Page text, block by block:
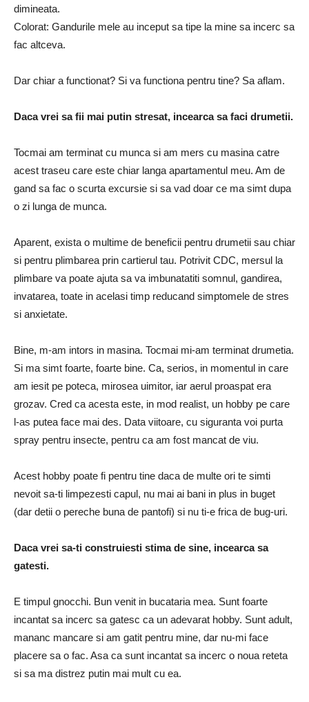
dimineata.
Colorat: Gandurile mele au inceput sa tipe la mine sa incerc sa
fac altceva.
Dar chiar a functionat? Si va functiona pentru tine? Sa aflam.
Daca vrei sa fii mai putin stresat, incearca sa faci drumetii.
Tocmai am terminat cu munca si am mers cu masina catre
acest traseu care este chiar langa apartamentul meu. Am de
gand sa fac o scurta excursie si sa vad doar ce ma simt dupa
o zi lunga de munca.
Aparent, exista o multime de beneficii pentru drumetii sau chiar
si pentru plimbarea prin cartierul tau. Potrivit CDC, mersul la
plimbare va poate ajuta sa va imbunatatiti somnul, gandirea,
invatarea, toate in acelasi timp reducand simptomele de stres
si anxietate.
Bine, m-am intors in masina. Tocmai mi-am terminat drumetia.
Si ma simt foarte, foarte bine. Ca, serios, in momentul in care
am iesit pe poteca, mirosea uimitor, iar aerul proaspat era
grozav. Cred ca acesta este, in mod realist, un hobby pe care
l-as putea face mai des. Data viitoare, cu siguranta voi purta
spray pentru insecte, pentru ca am fost mancat de viu.
Acest hobby poate fi pentru tine daca de multe ori te simti
nevoit sa-ti limpezesti capul, nu mai ai bani in plus in buget
(dar detii o pereche buna de pantofi) si nu ti-e frica de bug-uri.
Daca vrei sa-ti construiesti stima de sine, incearca sa
gatesti.
E timpul gnocchi. Bun venit in bucataria mea. Sunt foarte
incantat sa incerc sa gatesc ca un adevarat hobby. Sunt adult,
mananc mancare si am gatit pentru mine, dar nu-mi face
placere sa o fac. Asa ca sunt incantat sa incerc o noua reteta
si sa ma distrez putin mai mult cu ea.